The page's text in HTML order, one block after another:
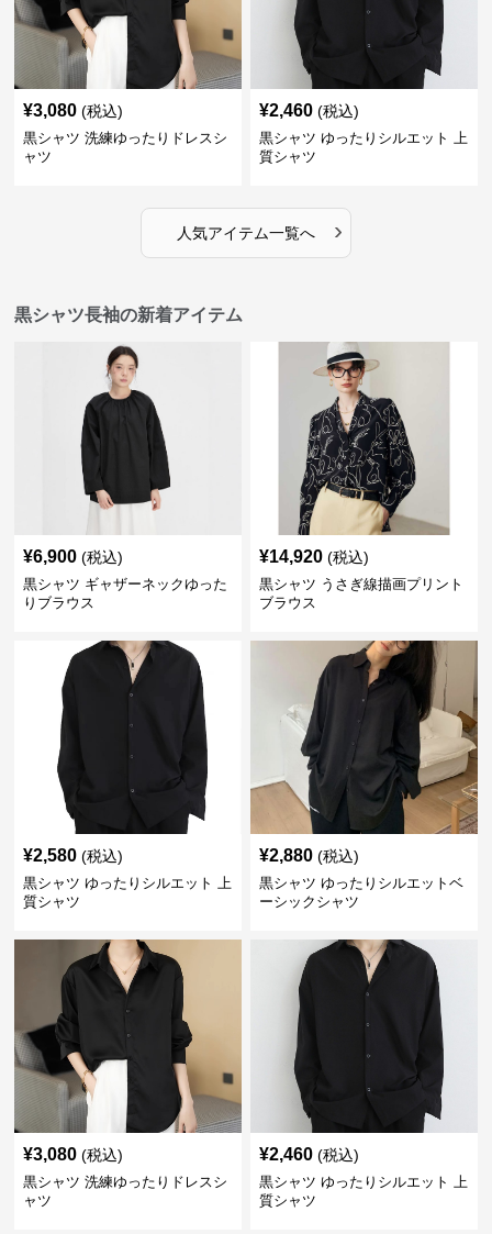
¥3,080 (税込)
黒シャツ 洗練ゆったりドレスシ
ャツ
¥2,460 (税込)
黒シャツ ゆったりシルエット 上
質シャツ
人気アイテム一覧へ ›
黒シャツ長袖の新着アイテム
¥6,900 (税込)
黒シャツ ギャザーネックゆった
りブラウス
¥14,920 (税込)
黒シャツ うさぎ線描画プリント
ブラウス
¥2,580 (税込)
黒シャツ ゆったりシルエット 上
質シャツ
¥2,880 (税込)
黒シャツ ゆったりシルエットベ
ーシックシャツ
¥3,080 (税込)
黒シャツ 洗練ゆったりドレスシ
ャツ
¥2,460 (税込)
黒シャツ ゆったりシルエット 上
質シャツ